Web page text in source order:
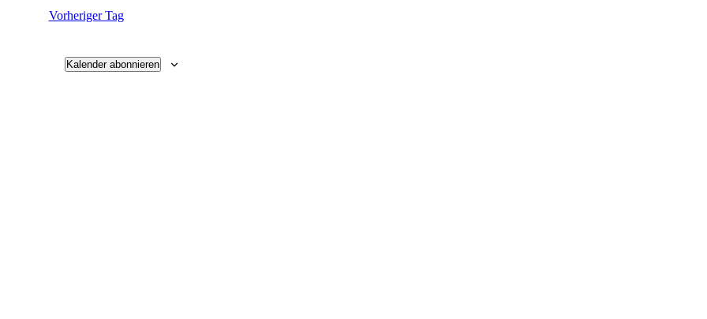
Vorheriger Tag
Kalender abonnieren